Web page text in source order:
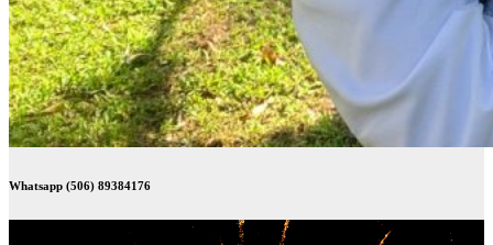
Whatsapp (506) 89384176